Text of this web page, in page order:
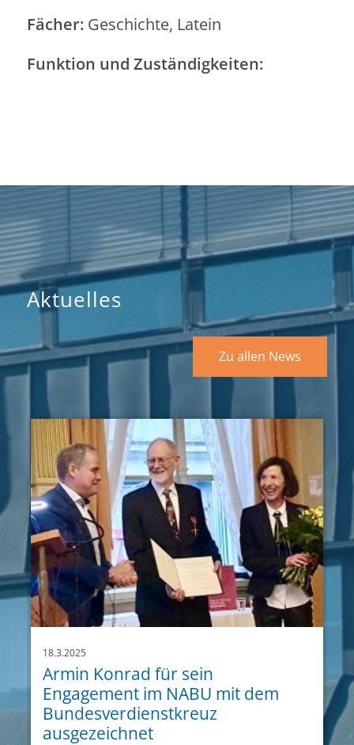
Fächer:Geschichte, Latein
Funktion und Zuständigkeiten:
Aktuelles
Zu allen News
18.3.2025
Armin Konrad für sein
Engagement im NABU mit dem
Bundesverdienstkreuz
ausgezeichnet